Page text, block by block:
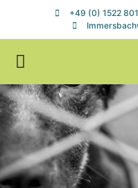
+49 (0) 1522